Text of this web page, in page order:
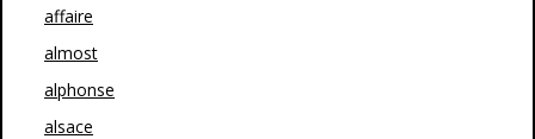
affaire
almost
alphonse
alsace